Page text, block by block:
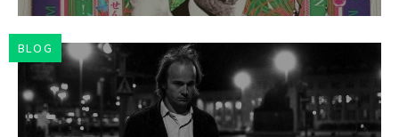
BLOG